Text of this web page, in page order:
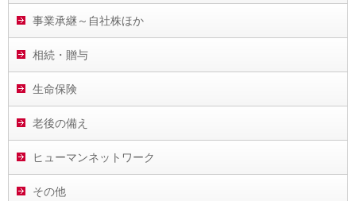
事業承継～自社株ほか
相続・贈与
生命保険
老後の備え
ヒューマンネットワーク
その他